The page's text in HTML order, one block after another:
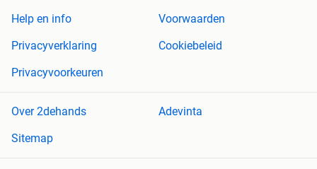
Help en info
Voorwaarden
Privacyverklaring
Cookiebeleid
Privacyvoorkeuren
Over 2dehands
Adevinta
Sitemap